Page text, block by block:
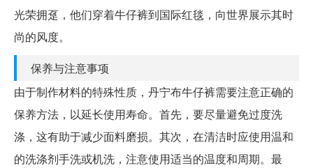
光荣拥趸，他们穿着牛仔裤到国际红毯，向世界展示其时
尚的风度。
保养与注意事项
由于制作材料的特殊性质，丹宁布牛仔裤需要注意正确的
保养方法，以延长使用寿命。首先，要尽量避免过度洗
涤，这有助于减少面料磨损。其次，在清洁时应使用温和
的洗涤剂手洗或机洗，注意使用适当的温度和周期。最